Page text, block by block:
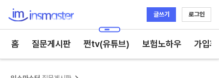
글쓰기 로그인
홈 질문게시판 쩐tv(유튜브) 보험노하우 가입